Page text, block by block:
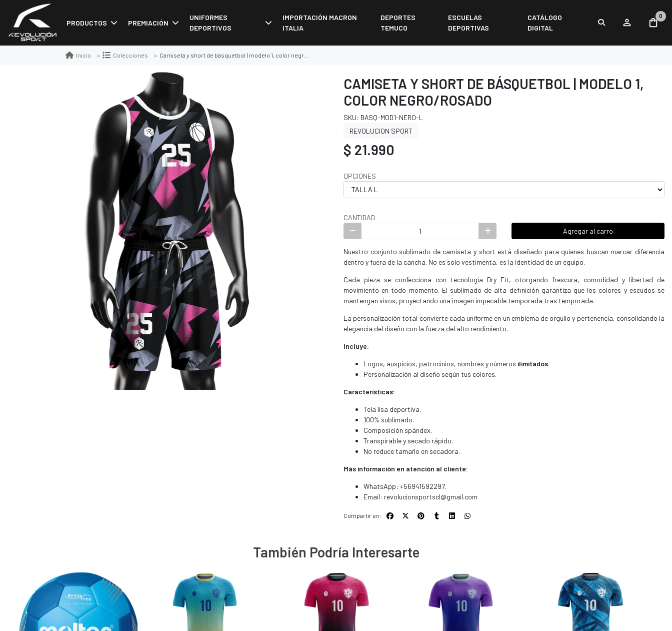
PRODUCTOS PREMIACIÓN
UNIFORMES
DEPORTIVOS
IMPORTACIÓN MACRON
ITALIA
DEPORTES
TEMUCO
ESCUELAS
DEPORTIVAS
CATÁLOGO
DIGITAL
0
Inicio Colecciones Camiseta y short de básquetbol | modelo 1, color negro/rosado
CAMISETA Y SHORT DE BÁSQUETBOL | MODELO 1,
COLOR NEGRO/ROSADO
SKU: BASQ-MOD1-NERO-L
REVOLUCION SPORT
$ 21.990
OPCIONES
CANTIDAD
Agregar al carro
Nuestro conjunto sublimado de camiseta y short está diseñado para quienes buscan marcar diferencia
dentro y fuera de la cancha. No es solo vestimenta, es la identidad de un equipo.
Cada pieza se confecciona con tecnología Dry Fit, otorgando frescura, comodidad y libertad de
movimiento en todo momento. El sublimado de alta definición garantiza que los colores y escudos se
mantengan vivos, proyectando una imagen impecable temporada tras temporada.
La personalización total convierte cada uniforme en un emblema de orgullo y pertenencia, consolidando la
elegancia del diseño con la fuerza del alto rendimiento.
Incluye:
Logos, auspicios, patrocinios, nombres y números ilimitados.
Personalización al diseño según tus colores.
Características:
Tela lisa deportiva.
100% sublimado.
Composición spándex.
Transpirable y secado rápido.
No reduce tamaño en secadora.
Más información en atención al cliente:
WhatsApp: +56941592297.
Email: revolucionsportscl@gmail.com
Compartir en:
También Podría Interesarte